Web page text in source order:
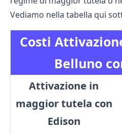
Vediamo nella tabella qui
Costi
Belluno
Attivazione in
maggior tutela con
Edison